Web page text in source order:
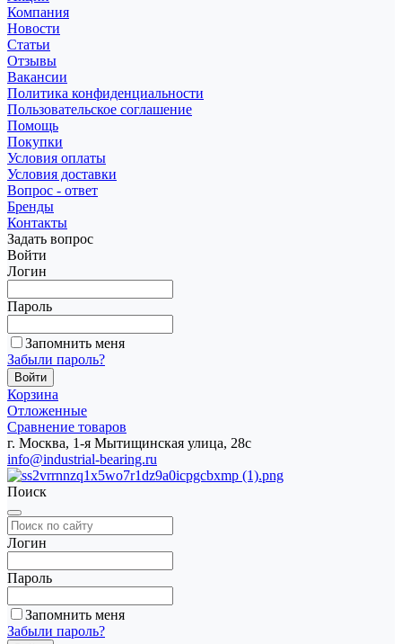
Компания
Новости
Статьи
Отзывы
Вакансии
Политика конфиденциальности
Пользовательское соглашение
Помощь
Покупки
Условия оплаты
Условия доставки
Вопрос - ответ
Бренды
Контакты
Задать вопрос
Войти
Логин
Пароль
Запомнить меня
Забыли пароль?
Корзина
Отложенные
Сравнение товаров
г. Москва, 1-я Мытищинская улица, 28с
info@industrial-bearing.ru
Поиск
Логин
Пароль
Запомнить меня
Забыли пароль?